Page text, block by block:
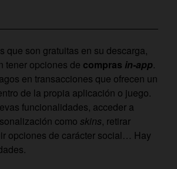
que son gratuitas en su descarga,
tener opciones de compras in-app.
en transacciones que ofrecen un
de la propia aplicación o juego.
funcionalidades, acceder a
como skins, retirar
opciones de carácter social… Hay